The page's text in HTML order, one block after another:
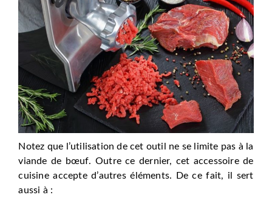
Notez que l’utilisation de cet outil ne se limite pas à la
viande de bœuf. Outre ce dernier, cet accessoire de
cuisine accepte d’autres éléments. De ce fait, il sert
aussi à :